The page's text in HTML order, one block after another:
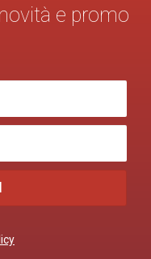
e promo